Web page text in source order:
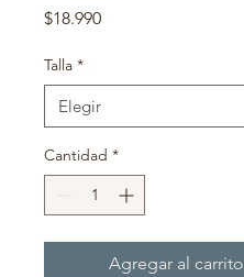
$18.990Precio
Talla *
Cantidad *
Agregar al carrito